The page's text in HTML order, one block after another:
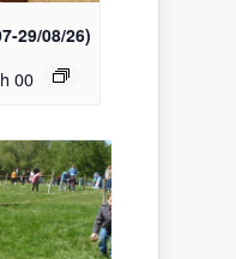
29/08/26)
00